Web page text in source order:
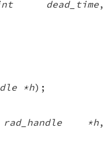
dead_time,
*h);
*h,